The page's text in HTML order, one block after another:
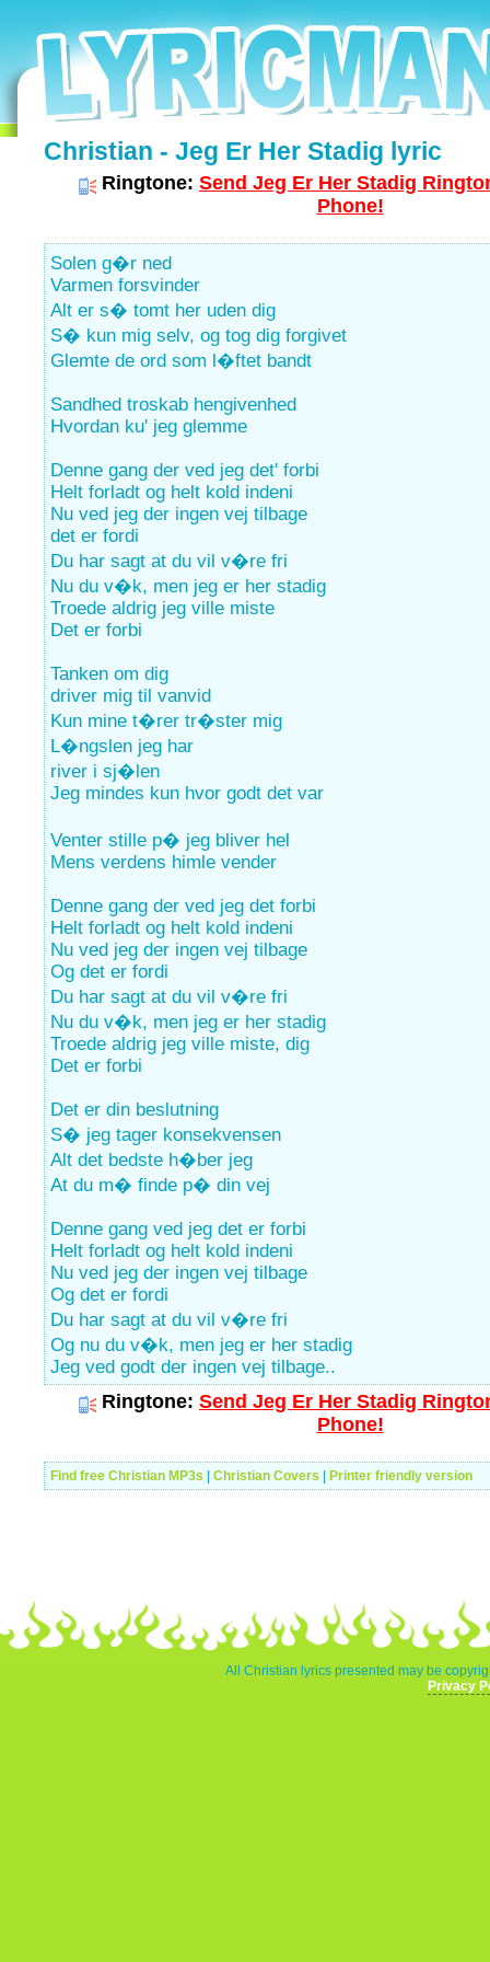
Christian - Jeg Er Her Stadig lyric
Ringtone: Send Jeg Er Her Stadig
Phone!
Solen g�r ned
Varmen forsvinder
Alt er s� tomt her uden dig
S� kun mig selv, og tog dig forgivet
Glemte de ord som l�ftet bandt
Sandhed troskab hengivenhed
Hvordan ku' jeg glemme
Denne gang der ved jeg det' forbi
Helt forladt og helt kold indeni
Nu ved jeg der ingen vej tilbage
det er fordi
Du har sagt at du vil v�re fri
Nu du v�k, men jeg er her stadig
Troede aldrig jeg ville miste
Det er forbi
Tanken om dig
driver mig til vanvid
Kun mine t�rer tr�ster mig
L�ngslen jeg har
river i sj�len
Jeg mindes kun hvor godt det var
Venter stille p� jeg bliver hel
Mens verdens himle vender
Denne gang der ved jeg det forbi
Helt forladt og helt kold indeni
Nu ved jeg der ingen vej tilbage
Og det er fordi
Du har sagt at du vil v�re fri
Nu du v�k, men jeg er her stadig
Troede aldrig jeg ville miste, dig
Det er forbi
Det er din beslutning
S� jeg tager konsekvensen
Alt det bedste h�ber jeg
At du m� finde p� din vej
Denne gang ved jeg det er forbi
Helt forladt og helt kold indeni
Nu ved jeg der ingen vej tilbage
Og det er fordi
Du har sagt at du vil v�re fri
Og nu du v�k, men jeg er her stadig
Jeg ved godt der ingen vej tilbage..
Ringtone: Send Jeg Er Her Stadig
Phone!
Find free Christian MP3s Christian Covers Printer friendly version
All Christian lyrics presented may be
Privacy